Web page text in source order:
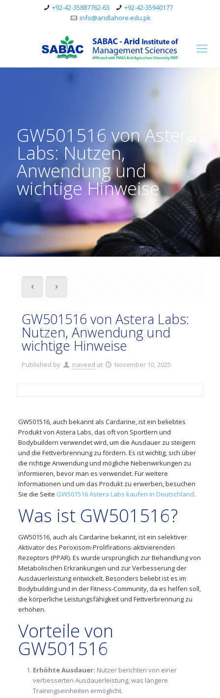
+92-42-35887762-63
+92-42-35940177
info@aridlahore.edu.pk
GW501516 von Astera
Labs: Nutzen,
Anwendung und
wichtige Hinweise
GW501516 von Astera Labs:
Nutzen, Anwendung und
wichtige Hinweise
Published by naveed at November 10, 2025
GW501516, auch bekannt als Cardarine, ist ein beliebtes
Produkt von Astera Labs, das oft von Sportlern und
Bodybuildern verwendet wird, um die Ausdauer zu steigern
und die Fettverbrennung zu fördern. Es ist wichtig, sich über
die richtige Anwendung und mögliche Nebenwirkungen zu
informieren, bevor man es verwendet. Für weitere
Informationen und um das Produkt zu erwerben, besuchen
Sie die Seite GW501516 Astera Labs kaufen in Deutschland.
Was ist GW501516?
GW501516, auch als Cardarine bekannt, ist ein selektiver
Aktivator des Peroxisom-Prolifirations-aktivierenden
Rezeptors (PPAR). Es wurde ursprünglich zur Behandlung von
Metabolischen Erkrankungen und zur Verbesserung der
Ausdauerleistung entwickelt. Besonders beliebt ist es im
Bodybuilding und in der Fitness-Community, da es helfen soll,
die körperliche Leistungsfähigkeit und Fettverbrennung zu
erhöhen.
Vorteile von
GW501516
Erhöhte Ausdauer: Nutzer berichten von einer
verbesserten Ausdauerleistung, was längere
Trainingseinheiten ermöglicht.